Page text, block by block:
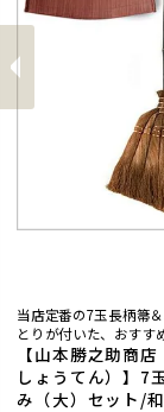
前
へ
当店定番の7玉長柄箒
とりが付いた、おすす
【山本勝之助商
しょうてん）】7
み（大）セット/